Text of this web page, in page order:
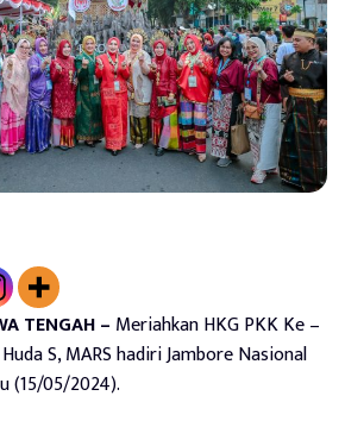
TENGAH – Meriahkan HKG PKK Ke –
S, MARS hadiri Jambore Nasional
(15/05/2024).